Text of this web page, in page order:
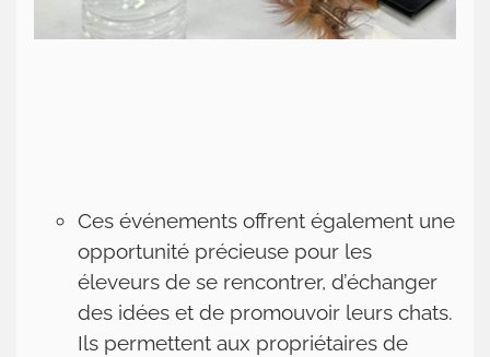
Ces événements offrent également une
opportunité précieuse pour les
éleveurs de se rencontrer, d’échanger
des idées et de promouvoir leurs chats.
Ils permettent aux propriétaires de